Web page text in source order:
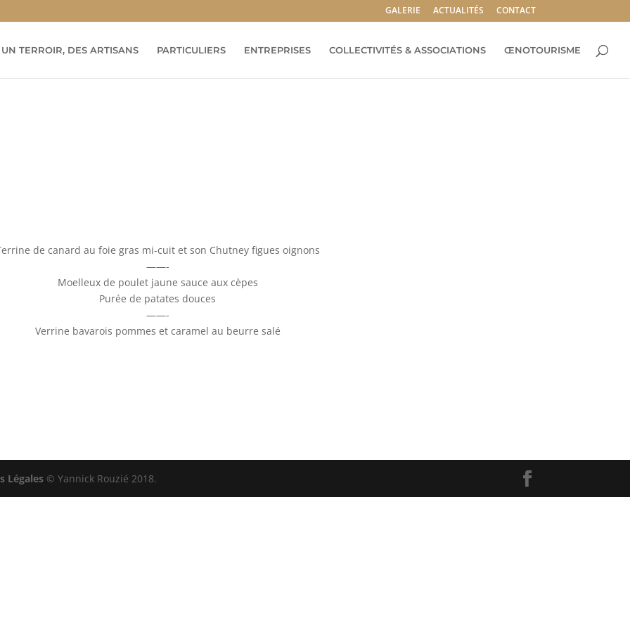
GALERIE ACTUALITÉS CONTACT
UN TERROIR, DES ARTISANS PARTICULIERS ENTREPRISES COLLECTIVITÉS & ASSOCIATIONS ŒNOTOURISME
de canard au foie gras mi-cuit et son Chutney figues oignons
——-
Moelleux de poulet jaune sauce aux cèpes
Purée de patates douces
——-
Verrine bavarois pommes et caramel au beurre salé
Légales © Yannick Rouzié 2018.